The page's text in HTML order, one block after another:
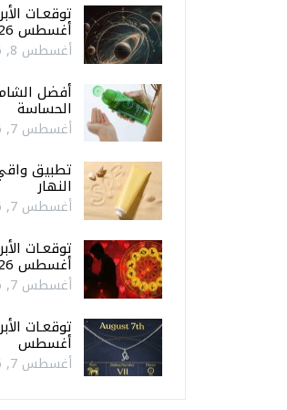
أغسطس 2026
أغسطس 8, 2026
أفضل
الحساسة
أغسطس 7, 2026
تطبيق
النهار
أغسطس 7, 2026
أغسطس 2026
أغسطس 7, 2026
أغسطس
أغسطس 7, 2026